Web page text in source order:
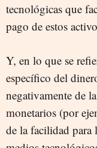
tecnológicas que
pago de estos
Y, en lo que se
específico del
negativamente de
monetarios (por
de la facilidad para